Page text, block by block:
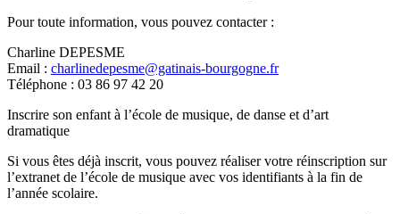
Pour toute information, vous pouvez contacter :
Charline DEPESME
Email : charlinedepesme@gatinais-bourgogne.fr
Téléphone : 03 86 97 42 20
Inscrire son enfant à l’école de musique, de danse et d’art
dramatique
Si vous êtes déjà inscrit, vous pouvez réaliser votre réinscription sur
l’extranet de l’école de musique avec vos identifiants à la fin de
l’année scolaire.